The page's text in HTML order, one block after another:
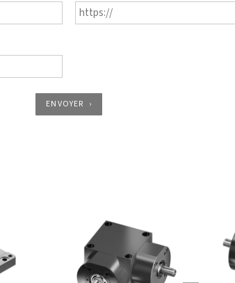
ENVOYER